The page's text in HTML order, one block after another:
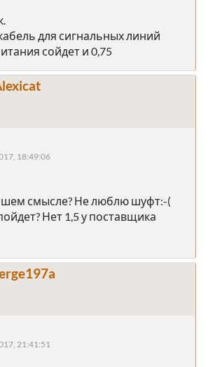
для сигнальных линий
сойдет и 0,75
18:49:06
смысле? Не люблю шуфт:-(
Нет 1,5 у поставщика
21:41:51